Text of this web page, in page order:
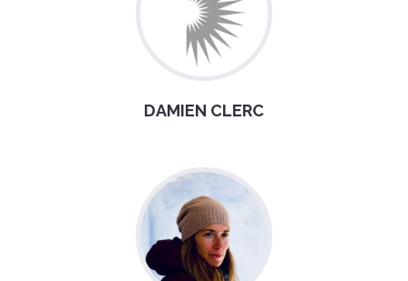
DAMIEN CLERC